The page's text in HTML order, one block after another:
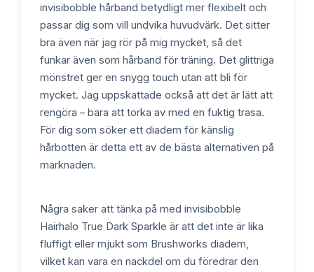
invisibobble hårband betydligt mer flexibelt och
passar dig som vill undvika huvudvärk. Det sitter
bra även när jag rör på mig mycket, så det
funkar även som hårband för träning. Det glittriga
mönstret ger en snygg touch utan att bli för
mycket. Jag uppskattade också att det är lätt att
rengöra – bara att torka av med en fuktig trasa.
För dig som söker ett diadem för känslig
hårbotten är detta ett av de bästa alternativen på
marknaden.
Några saker att tänka på med invisibobble
Hairhalo True Dark Sparkle är att det inte är lika
fluffigt eller mjukt som Brushworks diadem,
vilket kan vara en nackdel om du föredrar den